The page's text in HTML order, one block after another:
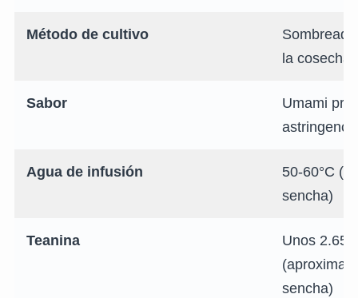
Método de cultivo
la cosecha
Sabor
Umami
Agua de infusión
50-60°C
sencha)
Teanina
Unos
sencha)